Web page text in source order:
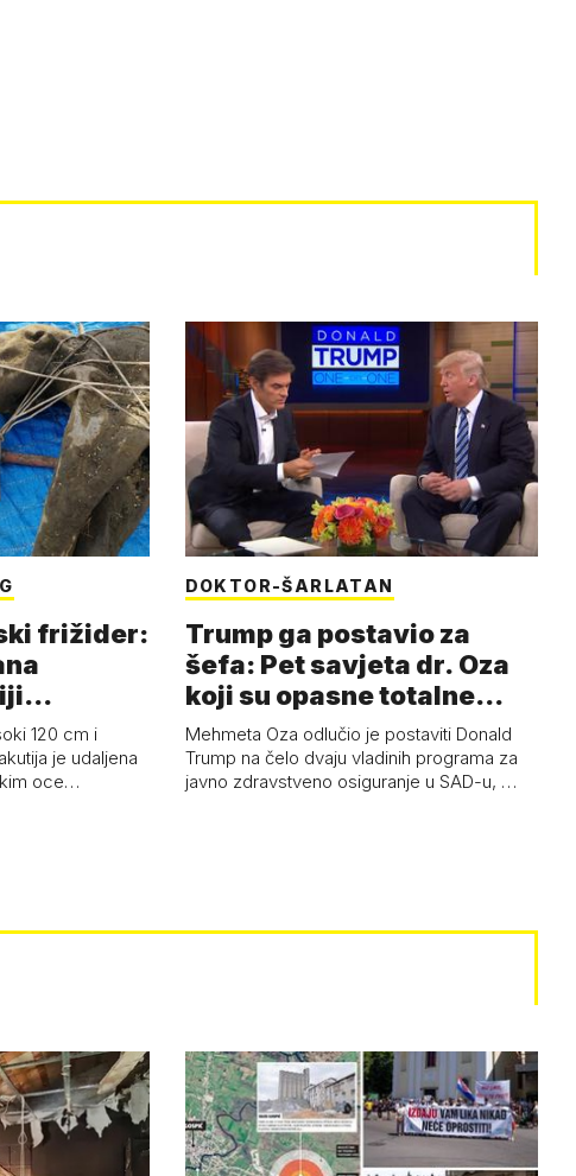
frižider:
120 cm i
je udaljena
oce…
DOKTOR-ŠARLATAN
Trump ga postavio za
šefa: Pet savjeta dr. Oza
koji su opasne totalne
budalašti…
Mehmeta Oza odlučio je postaviti Donald
Trump na čelo dvaju vladinih programa za
javno zdravstveno osiguranje u SAD-u, …